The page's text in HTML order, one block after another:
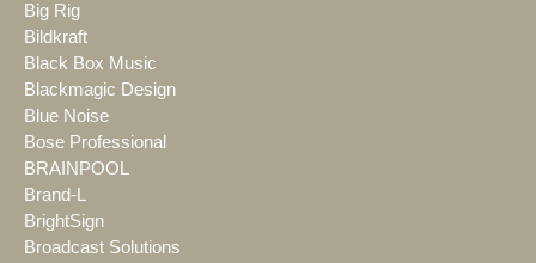
Big Rig
Bildkraft
Black Box Music
Blackmagic Design
Blue Noise
Bose Professional
BRAINPOOL
Brand-L
BrightSign
Broadcast Solutions